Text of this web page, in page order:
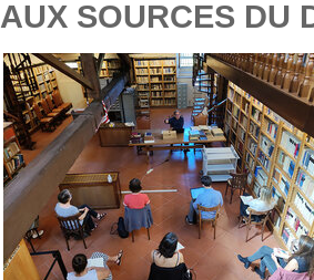
AUX SOURCES DU